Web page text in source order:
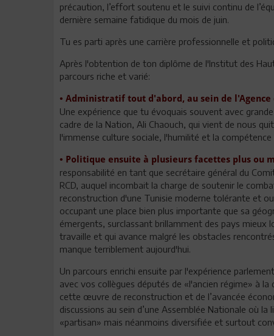
précaution, l’effort soutenu et le suivi continu de
dernière semaine fatidique du mois de juin.
Tu es parti après une carrière professionnelle et
Après l'obtention de ton diplôme de l'Institut des
parcours riche et varié:
• Administratif tout d'abord, au sein de l'Agence
Une expérience que tu évoquais souvent avec
cadre de la Nation, Ali Chaouch, qui vient de nous
l'immense culture sociale, l'humilité et la
• Politique ensuite à plusieurs facettes plus ou
responsabilité en tant que secrétaire général du
RCD, auquel incombait la charge de soutenir le
reconstruction d'une Tunisie moderne tolérante et
occupant une place bien plus importante que sa
émergents, surclassant brillamment des pays mieux
travaille et qui avance malgré les obstacles
manque terriblement aujourd'hui.
Un parcours enrichi ensuite par l'expérience
avec vos collègues députés de «l'ancien régime» à
cette œuvre de reconstruction et de l’avancée
discussions au sein d’une Assemblée Nationale où
«partisan» mais néanmoins diversifiée et surtout